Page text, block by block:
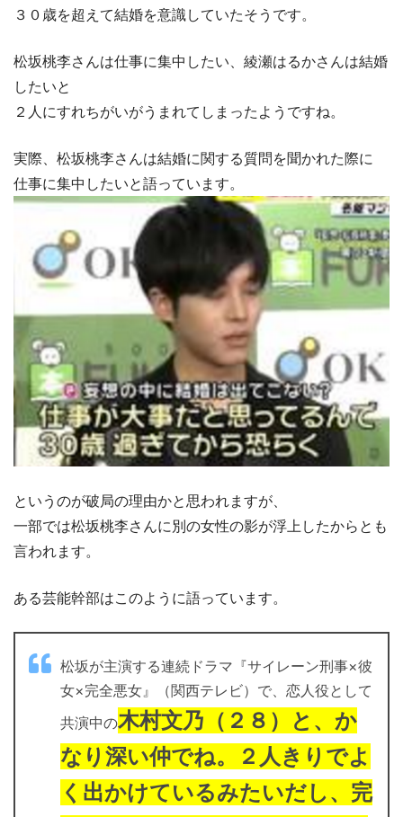
３０歳を超えて結婚を意識していたそうです。
松坂桃李さんは仕事に集中したい、綾瀬はるかさんは結婚
したいと
２人にすれちがいがうまれてしまったようですね。
実際、松坂桃李さんは結婚に関する質問を聞かれた際に
仕事に集中したいと語っています。
というのが破局の理由かと思われますが、
一部では松坂桃李さんに別の女性の影が浮上したからとも
言われます。
ある芸能幹部はこのように語っています。
松坂が主演する連続ドラマ『サイレーン刑事×彼
女×完全悪女』（関西テレビ）で、恋人役として
共演中の木村文乃（２８）と、か
なり深い仲でね。２人きりでよ
く出かけているみたいだし、完